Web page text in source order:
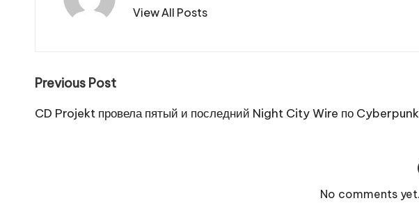
View All Posts
Post
navigation
Previous Post
CD Projekt провела пятый и последний Night City Wire по
No comments